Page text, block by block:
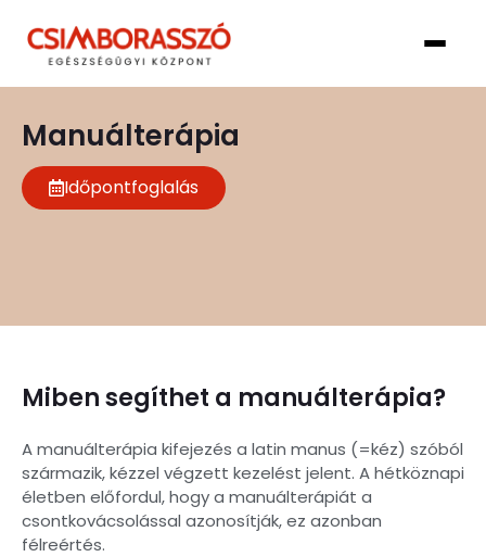
Manuálterápia
Időpontfoglalás
Miben segíthet a manuálterápia?
A manuálterápia kifejezés a latin manus (=kéz) szóból
származik, kézzel végzett kezelést jelent. A hétköznapi
életben előfordul, hogy a manuálterápiát a
csontkovácsolással azonosítják, ez azonban
félreértés.